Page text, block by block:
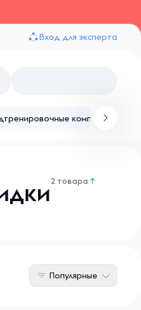
Вход для эксперта
комплексы
2 товара ↑
Популярные